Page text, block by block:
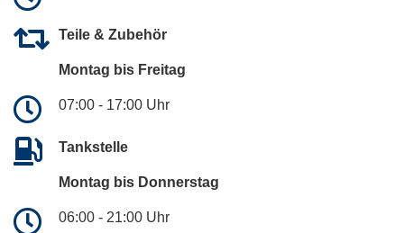
Teile & Zubehör
Montag bis Freitag
07:00 - 17:00 Uhr
Tankstelle
Montag bis Donnerstag
06:00 - 21:00 Uhr